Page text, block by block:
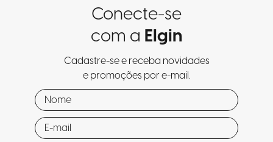
Conecte-se
com a Elgin
Cadastre-se e receba novidades
e promoções por e-mail.